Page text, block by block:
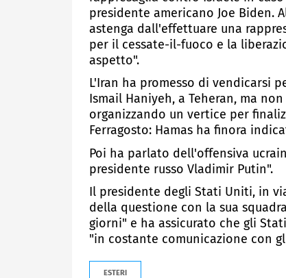
presidente americano Joe Biden.
astenga dall'effettuare una
per il cessate-il-fuoco e la
aspetto".
L'Iran ha promesso di vendicarsi
Ismail Haniyeh, a Teheran, ma
organizzando un vertice per
Ferragosto: Hamas ha finora
Poi ha parlato dell'offensiva
presidente russo Vladimir Putin".
Il presidente degli Stati Uniti, in
della questione con la sua
giorni" e ha assicurato che gli
"in costante comunicazione con
ESTERI